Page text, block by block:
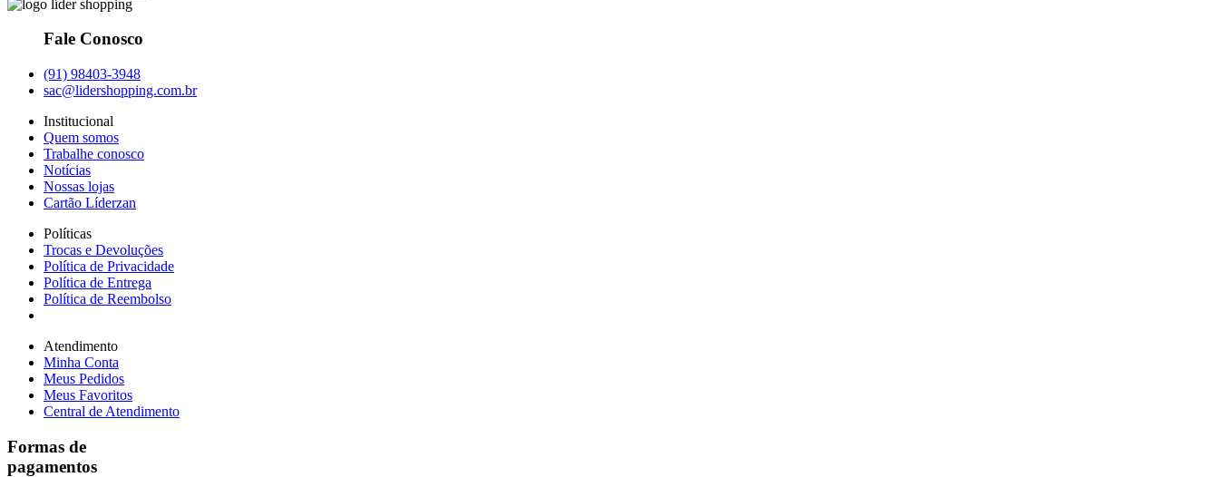
Fale Conosco
(91) 98403-3948
sac@lidershopping.com.br
Institucional
Quem somos
Trabalhe conosco
Notícias
Nossas lojas
Cartão Líderzan
Políticas
Trocas e Devoluções
Política de Privacidade
Política de Entrega
Política de Reembolso
Atendimento
Minha Conta
Meus Pedidos
Meus Favoritos
Central de Atendimento
Formas de
pagamentos